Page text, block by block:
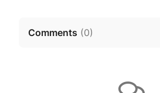
Comments (0)